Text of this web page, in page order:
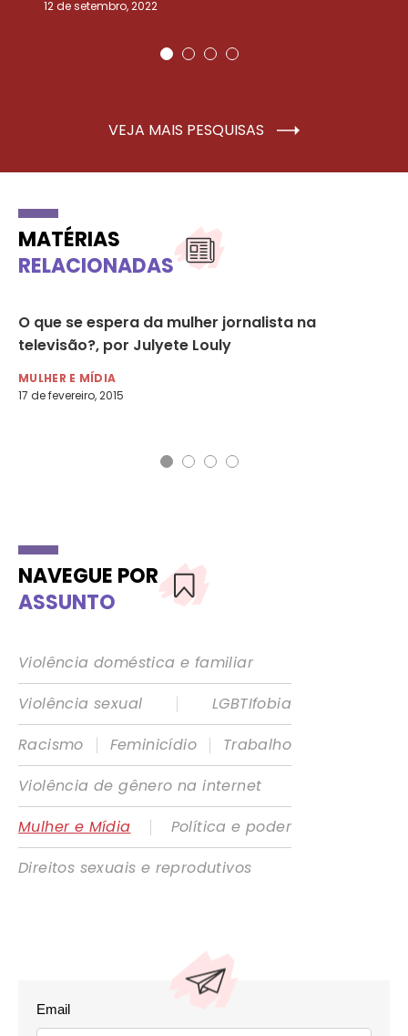
12 de setembro, 2022
VEJA MAIS PESQUISAS
MATÉRIAS
RELACIONADAS
O que se espera da mulher jornalista na
televisão?, por Julyete Louly
MULHER E MÍDIA
17 de fevereiro, 2015
NAVEGUE POR
ASSUNTO
Violência doméstica e familiar
Violência sexual
|
LGBTIfobia
Racismo
| Feminicídio |
Trabalho
Violência de gênero na internet
Mulher e Mídia
|
Política e poder
Direitos sexuais e reprodutivos